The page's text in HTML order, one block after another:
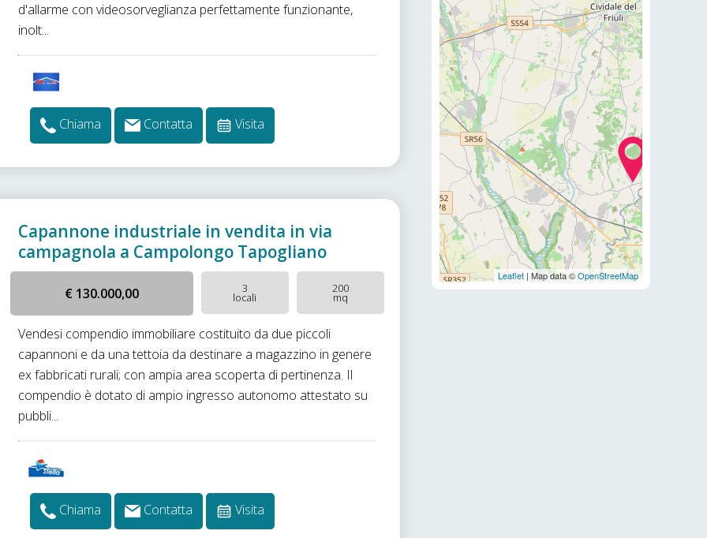
d'allarme con videosorveglianza perfettamente funzionante,
inolt...
Chiama Contatta Visita
Capannone industriale in vendita in via
campagnola a Campolongo Tapogliano
€ 130.000,00 3
locali
200
mq
Vendesi compendio immobiliare costituito da due piccoli
capannoni e da una tettoia da destinare a magazzino in genere
ex fabbricati rurali; con ampia area scoperta di pertinenza. Il
compendio è dotato di ampio ingresso autonomo attestato su
pubbli...
Chiama Contatta Visita
Leaflet | Map data ©OpenStreetMap